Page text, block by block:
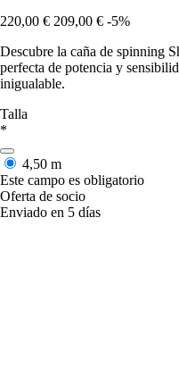
220,00 € 209,00 € -5%
Descubre la caña de spinning
perfecta de potencia y
inigualable.
Talla
*
4,50 m
Este campo es obligatorio
Oferta de socio
Enviado en 5 días